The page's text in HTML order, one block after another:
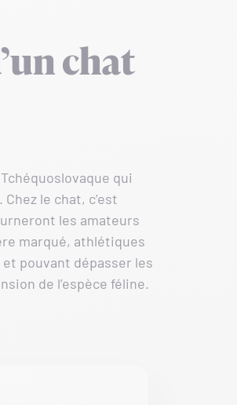
chat
qui
le chat, c’est
les amateurs
marqué, athlétiques
pouvant dépasser les
de l’espèce féline.